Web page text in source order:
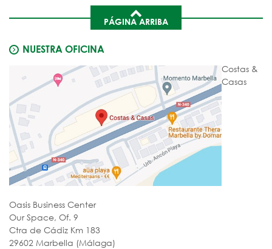
PÁGINA ARRIBA
NUESTRA OFICINA
Costas &
Casas
Oasis Business Center
Our Space, Of. 9
Ctra de Cádiz Km 183
29602 Marbella (Málaga)